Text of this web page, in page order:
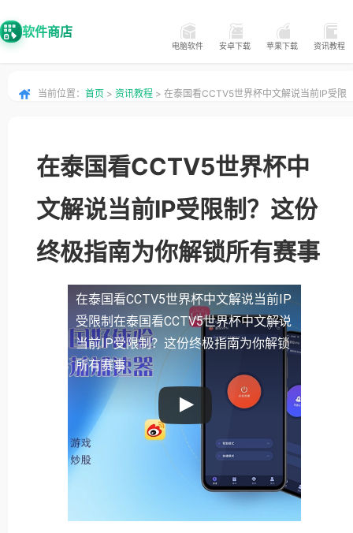
软件商店
电脑软件 安卓下载 苹果下载 资讯教程
当前位置： 首页 > 资讯教程 > 在泰国看CCTV5世界杯中文解说当前IP受限
在泰国看CCTV5世界杯中
文解说当前IP受限制？这份
终极指南为你解锁所有赛事
在泰国看CCTV5世界杯中文解说当前IP
受限制 在泰国看CCTV5世界杯中文解说
当前IP受限制？这份终极指南为你解锁
所有赛事